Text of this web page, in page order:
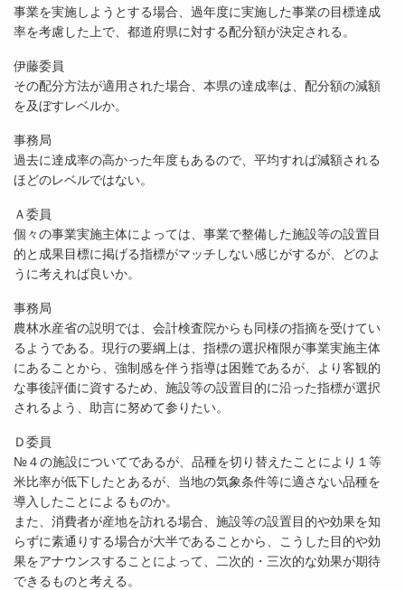
事業を実施しようとする場合、過年度に実施した事業の目標達成
率を考慮した上で、都道府県に対する配分額が決定される。
伊藤委員
その配分方法が適用された場合、本県の達成率は、配分額の減額
を及ぼすレベルか。
事務局
過去に達成率の高かった年度もあるので、平均すれば減額される
ほどのレベルではない。
Ａ委員
個々の事業実施主体によっては、事業で整備した施設等の設置目
的と成果目標に掲げる指標がマッチしない感じがするが、どのよ
うに考えれば良いか。
事務局
農林水産省の説明では、会計検査院からも同様の指摘を受けてい
るようである。現行の要綱上は、指標の選択権限が事業実施主体
にあることから、強制感を伴う指導は困難であるが、より客観的
な事後評価に資するため、施設等の設置目的に沿った指標が選択
されるよう、助言に努めて参りたい。
Ｄ委員
№４の施設についてであるが、品種を切り替えたことにより１等
米比率が低下したとあるが、当地の気象条件等に適さない品種を
導入したことによるものか。
また、消費者が産地を訪れる場合、施設等の設置目的や効果を知
らずに素通りする場合が大半であることから、こうした目的や効
果をアナウンスすることによって、二次的・三次的な効果が期待
できるものと考える。